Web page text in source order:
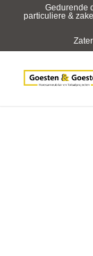
Gedurende
particuliere &